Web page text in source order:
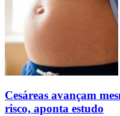
Cesáreas avançam
risco, aponta estudo